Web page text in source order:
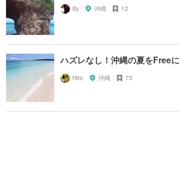
lily 沖縄 12
ハズレなし！沖縄の夏をFree
Hiro 沖縄 73